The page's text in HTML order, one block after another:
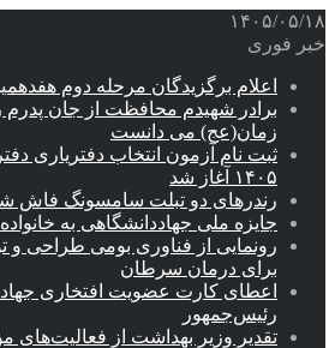
۱۴۰۵/۰۵/۱۸
خبر فوری
اعلام برگزیدگان مرحله دوم
برادر شهیدم محافظت از جان پدرم
زمان(عج) می دانست
ثبت نام آزمون انتخاب دفتریاری
۱۴۰۵ آغاز شد
رندرهای دو تبلت سامسونگ فاش
جایزه ملی جهاددانشگاهی به
رونمایی از فناوری بومی طراحی و
برای درمان سرطان
اعطای کارت عضویت افتخاری
رئیس‌جمهور
تقدیر وزیر بهداشت از فعالیت‌های